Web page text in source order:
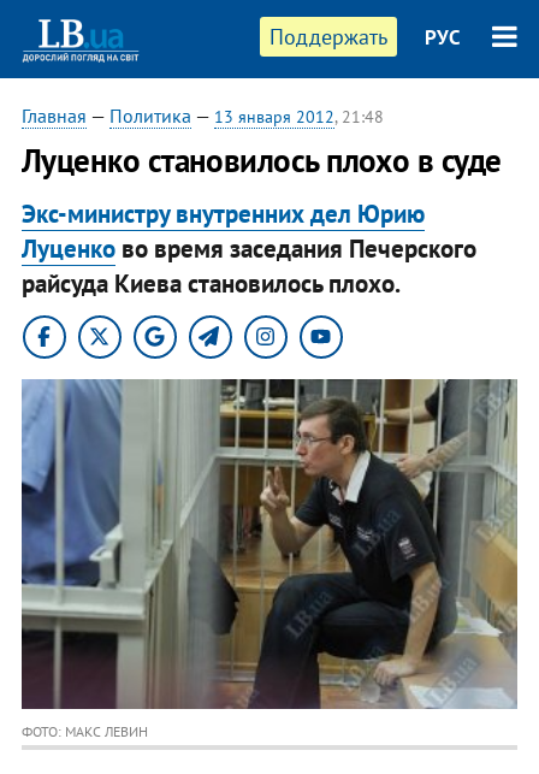
Поддержать РУС
Главная — Политика — 13 января 2012, 21:48
Луценко становилось плохо в суде
Экс-министру внутренних дел Юрию
Луценково время заседания Печерского
райсуда Киева становилось плохо.
ФОТО: МАКС ЛЕВИН